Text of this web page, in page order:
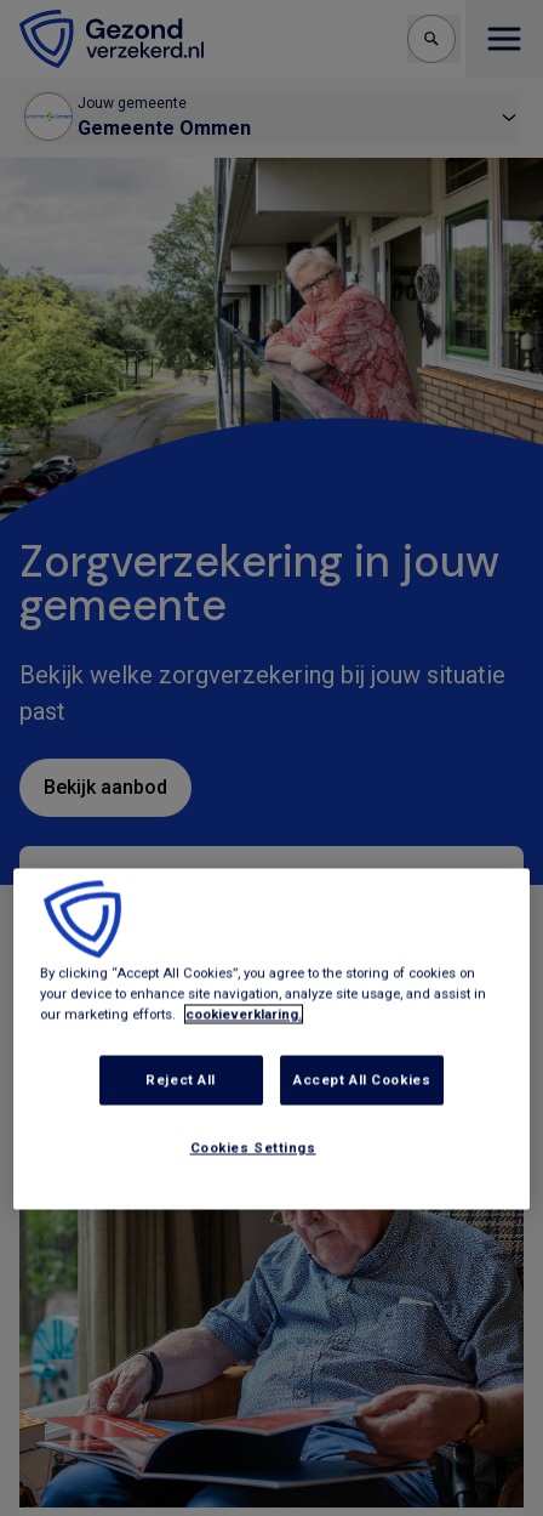
Jouw gemeente
Gemeente Ommen
Zorgverzekering in jouw
gemeente
Bekijk welke zorgverzekering bij jouw situatie
past
Bekijk aanbod
Zorgverzekeringen
Tegemoetkomingen
By clicking “Accept All Cookies”, you agree to the storing of cookies on
your device to enhance site navigation, analyze site usage, and assist in
our marketing efforts.
cookieverklaring.
Reject All Accept All Cookies
Cookies Settings